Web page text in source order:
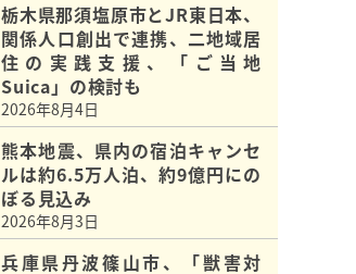
栃木県那須塩原市とJR東日本、
関係人口創出で連携、二地域居
住の実践支援、「ご当地
Suica」の検討も
2026年8月4日
熊本地震、県内の宿泊キャンセ
ルは約6.5万人泊、約9億円にの
ぼる見込み
2026年8月3日
兵庫県丹波篠山市、「獣害対